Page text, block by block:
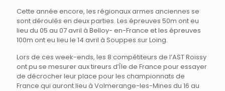
Cette année encore, les régionaux armes anciennes se
sont déroulés en deux parties. Les épreuves 50m ont eu
lieu du 05 au 07 avril à Belloy- en-France et les épreuves
100m ont eu lieu le 14 avril à Souppes sur Loing.
Lors de ces week-ends, les 8 compétiteurs de l’AST Roissy
ont pu se mesurer aux tireurs d’Île de France pour essayer
de décrocher leur place pour les championnats de
France qui auront lieu à Volmerange-les-Mines du 16 au